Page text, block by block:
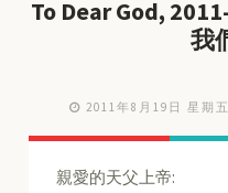
To Dear God,
我
2011年8月19日 星期五
親愛的天父上帝: